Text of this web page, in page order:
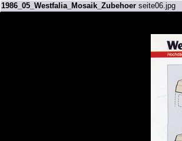
1986_05_Westfalia_Mosaik_Zubehoerseite06.jpg